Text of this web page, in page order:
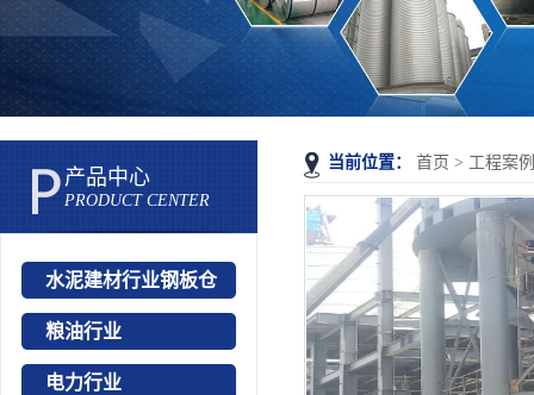
当前位置： 首页 > 工程案例
产品中心
PRODUCT CENTER
水泥建材行业钢板仓
粮油行业
电力行业